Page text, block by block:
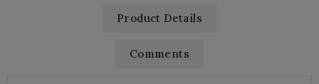
Product Details
Comments